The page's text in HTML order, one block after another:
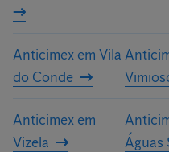
Anticimex em Vila
do Conde
Anticimex em
Vizela
Águas